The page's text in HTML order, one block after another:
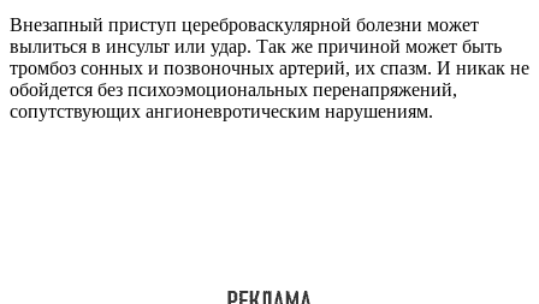
Внезапный приступ цереброваскулярной болезни может
вылиться в инсульт или удар. Так же причиной может быть
тромбоз сонных и позвоночных артерий, их спазм. И никак не
обойдется без психоэмоциональных перенапряжений,
сопутствующих ангионевротическим нарушениям.